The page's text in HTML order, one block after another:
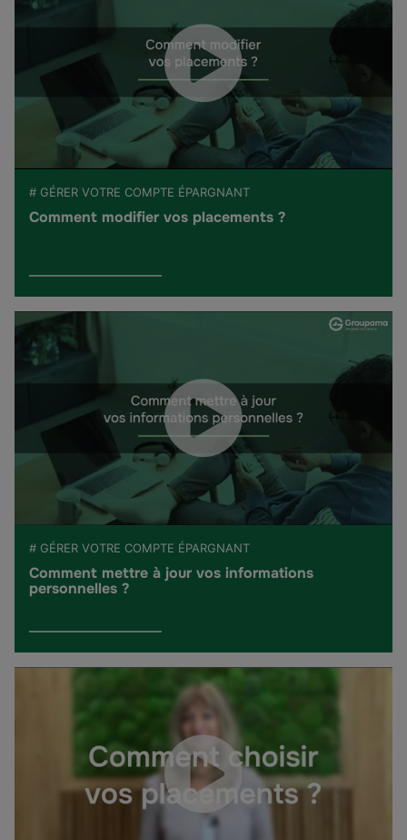
# GÉRER VOTRE COMPTE ÉPARGNANT
Comment modifier vos placements ?
# GÉRER VOTRE COMPTE ÉPARGNANT
Comment mettre à jour vos informations
personnelles ?